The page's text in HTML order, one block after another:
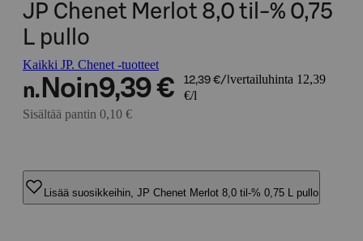
JP Chenet Merlot 8,0 til-% 0,75
L pullo
Kaikki JP. Chenet -tuotteet
n. Noin9,39 € 12,39 €/l vertailuhinta 12,39
€/l
Sisältää pantin 0,10 €
Lisää suosikkeihin, JP Chenet Merlot 8,0 til-% 0,75 L pullo